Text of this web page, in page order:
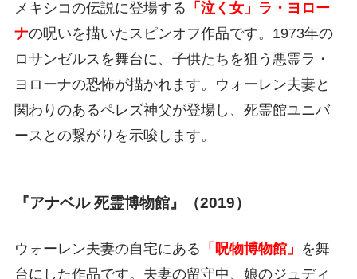
メキシコの伝説に登場する 「泣く女」ラ・ヨロー
ナの呪いを描いたスピンオフ作品です。1973年の
ロサンゼルスを舞台に、子供たちを狙う悪霊ラ・
ヨローナの恐怖が描かれます。ウォーレン夫妻と
関わりのあるペレズ神父が登場し、死霊館ユニバ
ースとの繋がりを示唆します。
『アナベル 死霊博物館』（2019）
ウォーレン夫妻の自宅にある 「呪物博物館」 を舞
台にした作品です。夫妻の留守中、娘のジュディ